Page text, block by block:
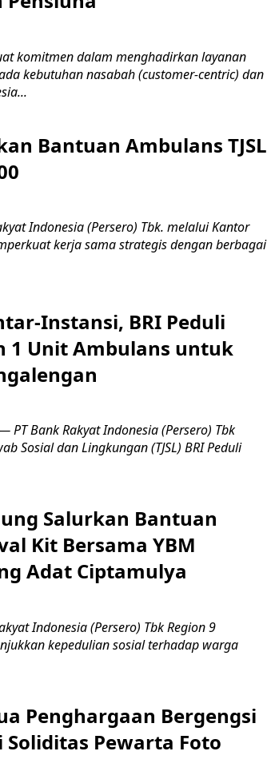
komitmen dalam menghadirkan layanan
kebutuhan nasabah (customer-centric) dan
Bantuan Ambulans TJSL
Indonesia (Persero) Tbk. melalui Kantor
kerja sama strategis dengan berbagai
Instansi, BRI Peduli
1 Unit Ambulans untuk
PT Bank Rakyat Indonesia (Persero) Tbk
Sosial dan Lingkungan (TJSL) BRI Peduli
Salurkan Bantuan
Kit Bersama YBM
Adat Ciptamulya
Indonesia (Persero) Tbk Region 9
kepedulian sosial terhadap warga
Penghargaan Bergengsi
Soliditas Pewarta Foto